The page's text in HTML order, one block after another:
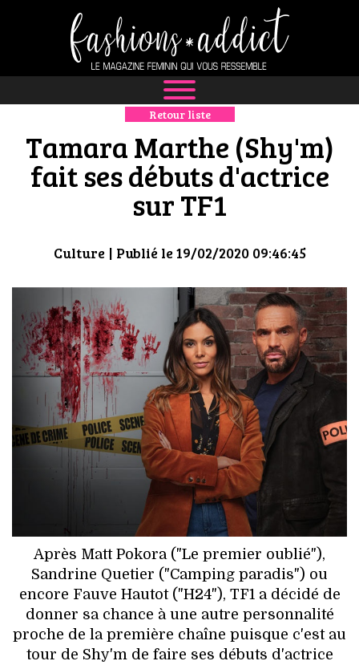
NEWS
MODE
LUXE
DÉFILÉS
BOUTIQUE
CULTURE
HIGH TECH
MAISON
AUTO
LIEUX TENDANCES
BEAUTÉ
MODE DE RUE
JEUNES CRÉATEURS
HISTOIRE DES MARQUES
Retour liste
Tamara Marthe (Shy'm)
fait ses débuts d'actrice
sur TF1
Culture| Publié le 19/02/2020 09:46:45
Après Matt Pokora ("Le premier oublié"),
Sandrine Quetier ("Camping paradis") ou
encore Fauve Hautot ("H24"), TF1 a décidé de
donner sa chance à une autre personnalité
proche de la première chaîne puisque c'est au
tour de Shy'm de faire ses débuts d'actrice